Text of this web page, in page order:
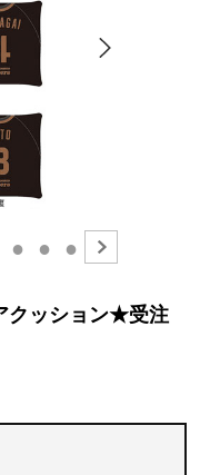
● ● ●
クッション★受注